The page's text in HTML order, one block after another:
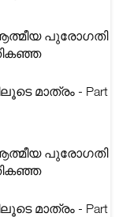
പുരോഗതി
മാത്രം - Part
പുരോഗതി
മാത്രം - Part